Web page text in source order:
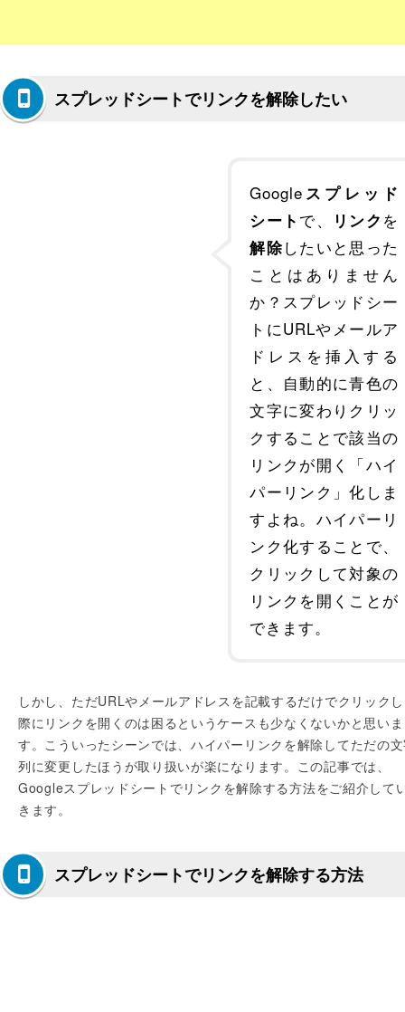
スプレッドシートでリンクを解除したい
Google スプレッド
シート で、 リンク を
解除したいと思った
ことはありません
か？スプレッドシー
トにURLやメールア
ドレスを挿入する
と、自動的に青色の
文字に変わりクリッ
クすることで該当の
リンクが開く「ハイ
パーリンク」化しま
すよね。ハイパーリ
ンク化することで、
クリックして対象の
リンクを開くことが
できます。
しかし、ただURLやメールアドレスを記載するだけでクリック
際にリンクを開くのは困るというケースも少なくないかと思いま
す。こういったシーンでは、ハイパーリンクを解除してただの
列に変更したほうが取り扱いが楽になります。この記事では、
Googleスプレッドシートでリンクを解除する方法をご紹介して
きます。
スプレッドシートでリンクを解除する方法